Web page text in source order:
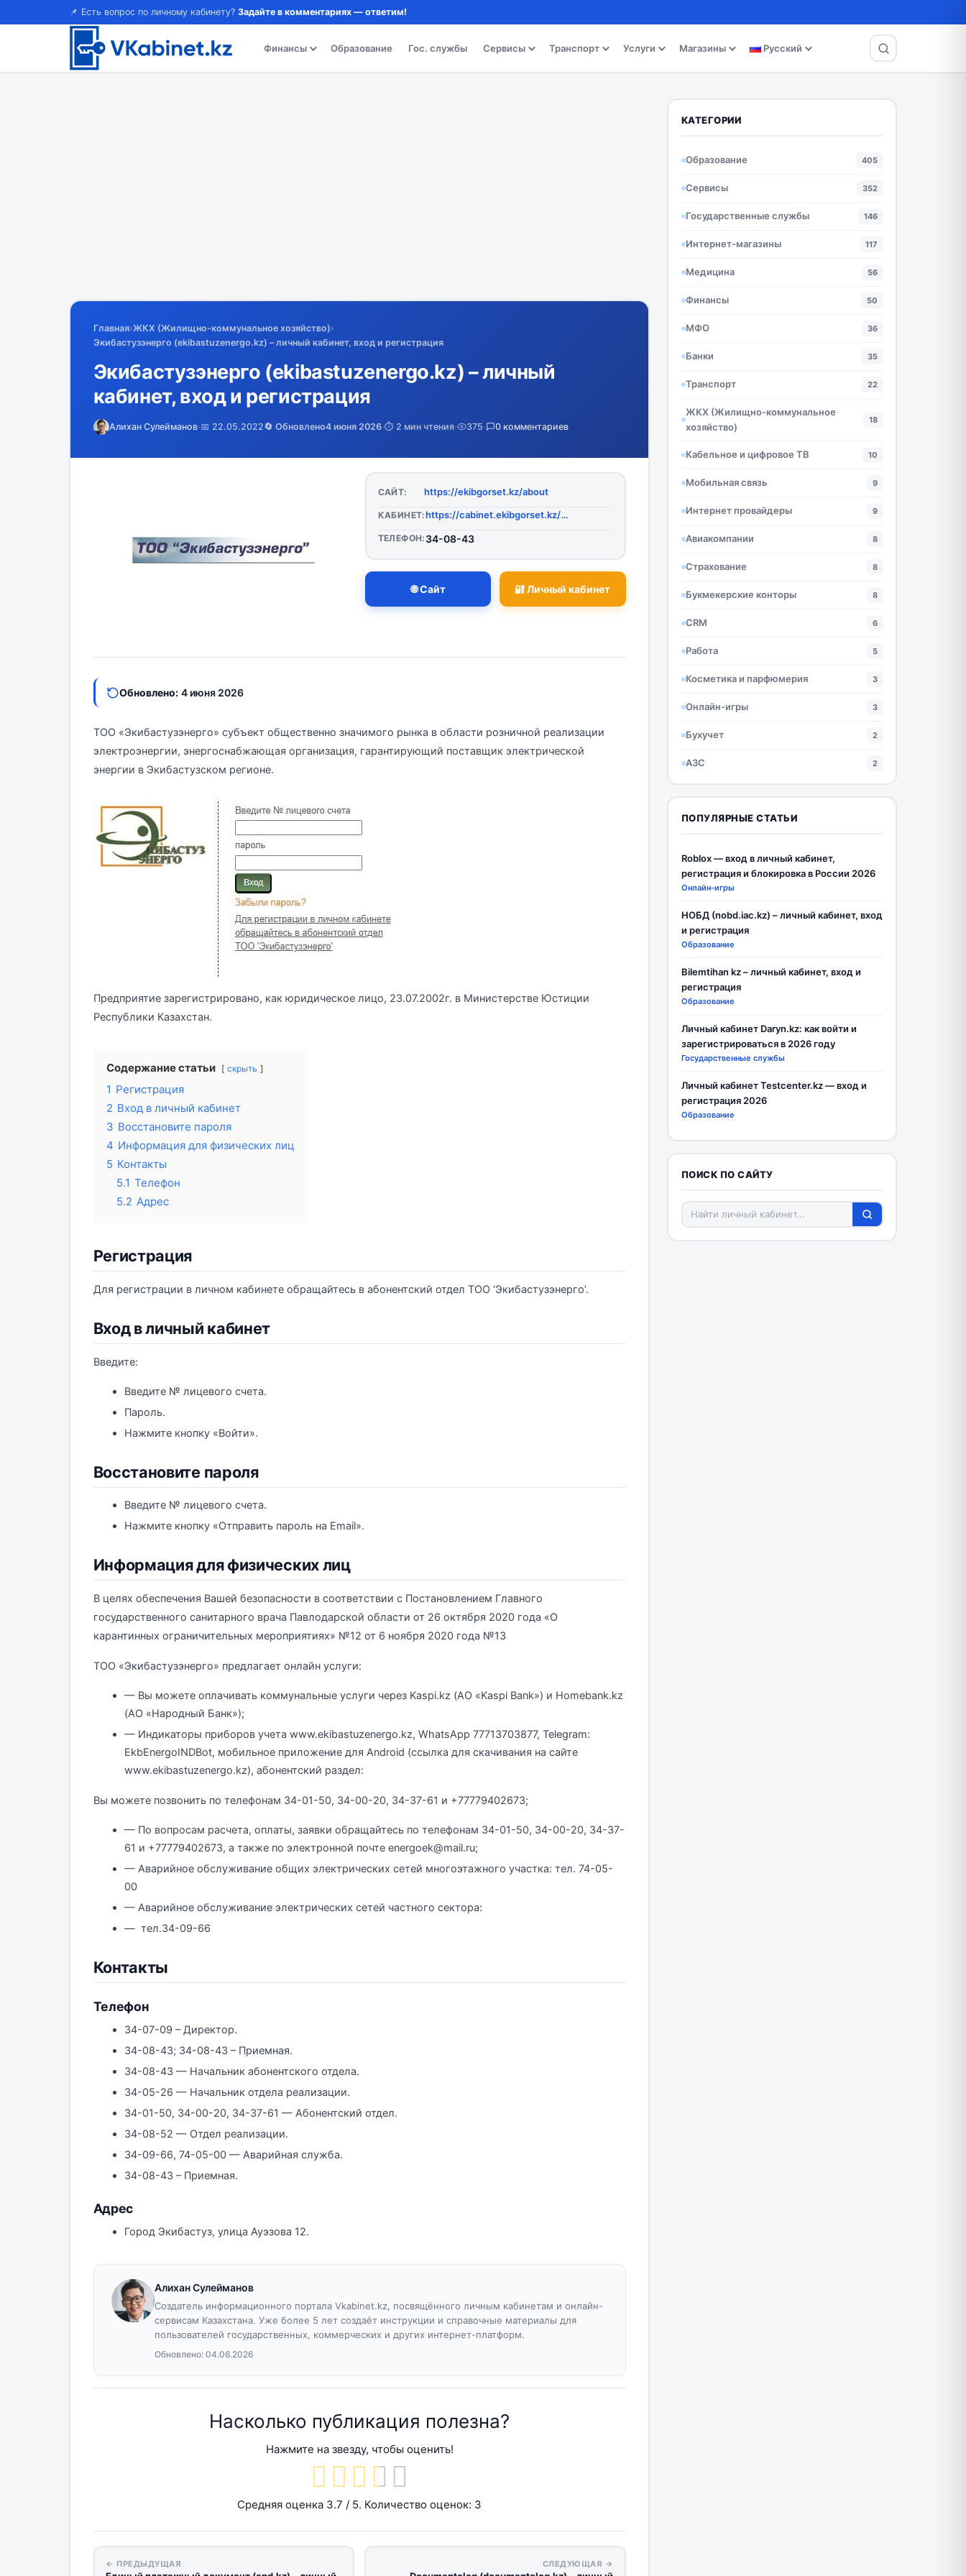
📌 Есть вопрос по личному кабинету? Задайте в комментариях — ответим!
Финансы Образование Гос. службы Сервисы Транспорт Услуги Магазины Русский
Главная›ЖКХ (Жилищно-коммунальное хозяйство)›
Экибастузэнерго (ekibastuzenergo.kz) – личный кабинет, вход и регистрация
Экибастузэнерго (ekibastuzenergo.kz) – личный
кабинет, вход и регистрация
Алихан Сулейманов·📅 22.05.2022🔄 Обновлено4 июня 2026·⏱️ 2 мин чтения· 375· 0 комментариев
САЙТ: https://ekibgorset.kz/about
КАБИНЕТ: https://cabinet.ekibgorset.kz/auth/signIn
ТЕЛЕФОН: 34-08-43
🌐 Сайт 🔐 Личный кабинет
Обновлено: 4 июня 2026
ТОО «Экибастузэнерго» субъект общественно значимого рынка в области розничной реализации
электроэнергии, энергоснабжающая организация, гарантирующий поставщик электрической
энергии в Экибастузском регионе.
Предприятие зарегистрировано, как юридическое лицо, 23.07.2002г. в Министерстве Юстиции
Республики Казахстан.
Содержание статьи скрыть
1 Регистрация
2 Вход в личный кабинет
3 Восстановите пароля
4 Информация для физических лиц
5 Контакты
5.1 Телефон
5.2 Адрес
Регистрация
Для регистрации в личном кабинете обращайтесь в абонентский отдел ТОО ‘Экибастузэнерго’.
Вход в личный кабинет
Введите:
Введите № лицевого счета.
Пароль.
Нажмите кнопку «Войти».
Восстановите пароля
Введите № лицевого счета.
Нажмите кнопку «Отправить пароль на Email».
Информация для физических лиц
В целях обеспечения Вашей безопасности в соответствии с Постановлением Главного
государственного санитарного врача Павлодарской области от 26 октября 2020 года «О
карантинных ограничительных мероприятиях» №12 от 6 ноября 2020 года №13
ТОО «Экибастузэнерго» предлагает онлайн услуги:
— Вы можете оплачивать коммунальные услуги через Kaspi.kz (АО «Kaspi Bank») и Homebank.kz
(АО «Народный Банк»);
— Индикаторы приборов учета www.ekibastuzenergo.kz, WhatsApp 77713703877, Telegram:
EkbEnergoINDBot, мобильное приложение для Android (ссылка для скачивания на сайте
www.ekibastuzenergo.kz), абонентский раздел:
Вы можете позвонить по телефонам 34-01-50, 34-00-20, 34-37-61 и +77779402673;
— По вопросам расчета, оплаты, заявки обращайтесь по телефонам 34-01-50, 34-00-20, 34-37-
61 и +77779402673, а также по электронной почте energoek@mail.ru;
— Аварийное обслуживание общих электрических сетей многоэтажного участка: тел. 74-05-
00
— Аварийное обслуживание электрических сетей частного сектора:
— тел.34-09-66
Контакты
Телефон
34-07-09 – Директор.
34-08-43; 34-08-43 – Приемная.
34-08-43 — Начальник абонентского отдела.
34-05-26 — Начальник отдела реализации.
34-01-50, 34-00-20, 34-37-61 — Абонентский отдел.
34-08-52 — Отдел реализации.
34-09-66, 74-05-00 — Аварийная служба.
34-08-43 – Приемная.
Адрес
Город Экибастуз, улица Ауэзова 12.
Алихан Сулейманов
Создатель информационного портала Vkabinet.kz, посвящённого личным кабинетам и онлайн-
сервисам Казахстана. Уже более 5 лет создаёт инструкции и справочные материалы для
пользователей государственных, коммерческих и других интернет-платформ.
Обновлено: 04.06.2026
Насколько публикация полезна?
Нажмите на звезду, чтобы оценить!
Средняя оценка 3.7 / 5. Количество оценок: 3
← ПРЕДЫДУЩАЯ СЛЕДУЮЩАЯ →
КАТЕГОРИИ
Образование 405
Сервисы 352
Государственные службы 146
Интернет-магазины 117
Медицина 56
Финансы 50
МФО 36
Банки 35
Транспорт 22
ЖКХ (Жилищно-коммунальное
хозяйство)
18
Кабельное и цифровое ТВ 10
Мобильная связь 9
Интернет провайдеры 9
Авиакомпании 8
Страхование 8
Букмекерские конторы 8
CRM 6
Работа 5
Косметика и парфюмерия 3
Онлайн-игры 3
Бухучет 2
АЗС 2
ПОПУЛЯРНЫЕ СТАТЬИ
Roblox — вход в личный кабинет,
регистрация и блокировка в России 2026
Онлайн-игры
НОБД (nobd.iac.kz) – личный кабинет, вход
и регистрация
Образование
Bilemtihan kz – личный кабинет, вход и
регистрация
Образование
Личный кабинет Daryn.kz: как войти и
зарегистрироваться в 2026 году
Государственные службы
Личный кабинет Testcenter.kz — вход и
регистрация 2026
Образование
ПОИСК ПО САЙТУ